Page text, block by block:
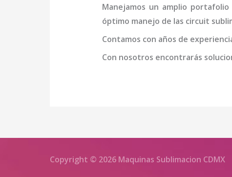
Manejamos un amplio
óptimo manejo de las circuit
Contamos con años de
Con nosotros encontrarás
Copyright © 2026 Maquinas Sublimacion CDMX